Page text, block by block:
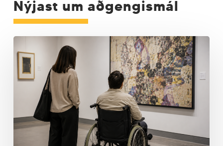
Nýjast um aðgengismál
Drög
að
reglugerð
um
aðstoðarmannakort